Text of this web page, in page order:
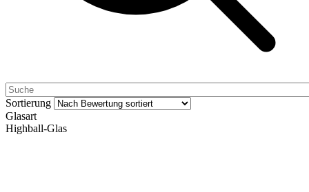
Sortierung
Glasart
Highball-Glas